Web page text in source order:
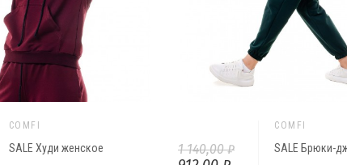
COMFI
SALE Худи женское
COMFI
SALE Брюки-
1 140,00 ₽